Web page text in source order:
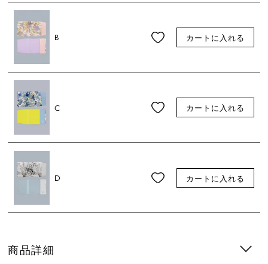
B カートに入れる
C カートに入れる
D カートに入れる
商品詳細